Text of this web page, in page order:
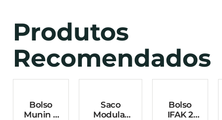
Produtos
Recomendados
Bolso
Munin 2
Saco
Modular
Bolso
IFAK 2